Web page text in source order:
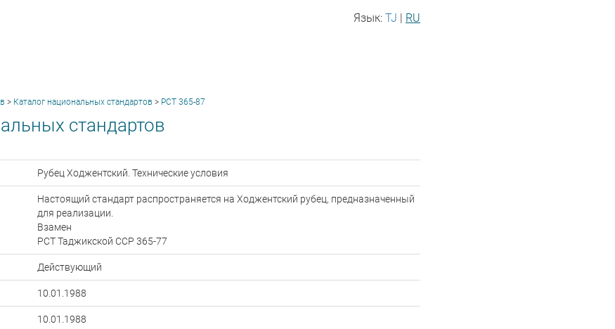
Язык: TJ | RU
> Каталог национальных стандартов > РСТ 365-87
стандартов
Рубец Ходжентский. Технические условия
Настоящий стандарт распространяется на Ходжентский рубец, предназначенный
для реализации.
Взамен
РСТ Таджикской ССР 365-77
Действующий
10.01.1988
10.01.1988